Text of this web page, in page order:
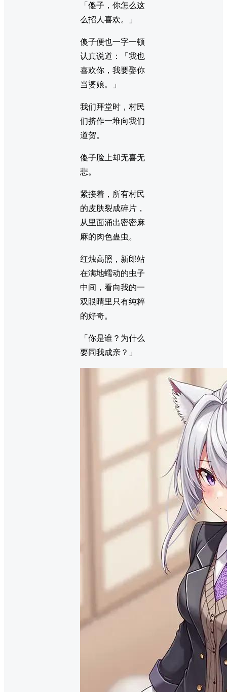
「傻子，你怎么这
么招人喜欢。」
傻子便也一字一顿
认真说道：「我也
喜欢你，我要娶你
当婆娘。」
我们拜堂时，村民
们挤作一堆向我们
道贺。
傻子脸上却无喜无
悲。
紧接着，所有村民
的皮肤裂成碎片，
从里面涌出密密麻
麻的肉色蛊虫。
红烛高照，新郎站
在满地蠕动的虫子
中间，看向我的一
双眼睛里只有纯粹
的好奇。
「你是谁？为什么
要同我成亲？」